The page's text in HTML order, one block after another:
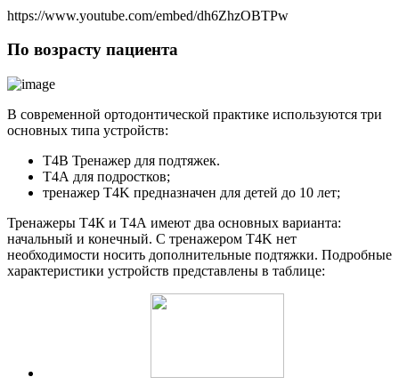
https://www.youtube.com/embed/dh6ZhzOBTPw
По возрасту пациента
В современной ортодонтической практике используются три
основных типа устройств:
T4B Тренажер для подтяжек.
Т4А для подростков;
тренажер T4K предназначен для детей до 10 лет;
Тренажеры Т4К и Т4А имеют два основных варианта:
начальный и конечный. С тренажером T4K нет
необходимости носить дополнительные подтяжки. Подробные
характеристики устройств представлены в таблице: